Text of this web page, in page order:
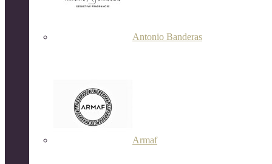
Antonio Banderas
Armaf